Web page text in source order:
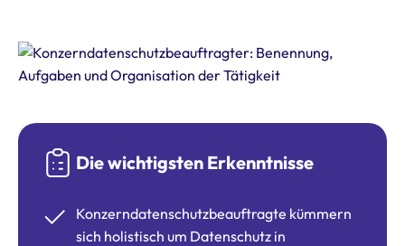
Die wichtigsten Erkenntnisse
Konzerndatenschutzbeauftragte kümmern
sich holistisch um Datenschutz in